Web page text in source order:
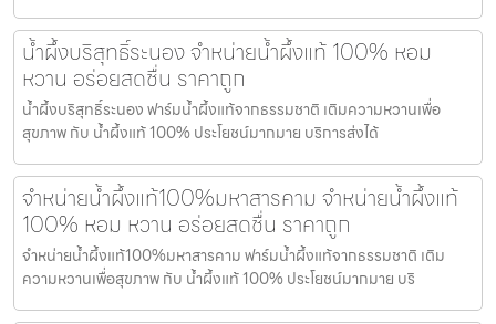
น้ำผึ้งบริสุทธิ์ระนอง จำหน่ายน้ำผึ้งแท้ 100% หอม
หวาน อร่อยสดชื่น ราคาถูก
น้ำผึ้งบริสุทธิ์ระนอง ฟาร์มน้ำผึ้งแท้จากธรรมชาติ เติมความหวานเพื่อ
สุขภาพ กับ น้ำผึ้งแท้ 100% ประโยชน์มากมาย บริการส่งได้
จำหน่ายน้ำผึ้งแท้100%มหาสารคาม จำหน่ายน้ำผึ้งแท้
100% หอม หวาน อร่อยสดชื่น ราคาถูก
จำหน่ายน้ำผึ้งแท้100%มหาสารคาม ฟาร์มน้ำผึ้งแท้จากธรรมชาติ เติม
ความหวานเพื่อสุขภาพ กับ น้ำผึ้งแท้ 100% ประโยชน์มากมาย บริ